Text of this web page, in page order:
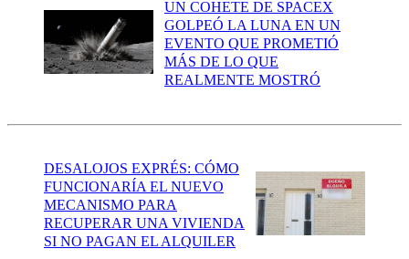
UN COHETE DE SPACEX
GOLPEÓ LA LUNA EN UN
EVENTO QUE PROMETIÓ
MÁS DE LO QUE
REALMENTE MOSTRÓ
DESALOJOS EXPRÉS: CÓMO
FUNCIONARÍA EL NUEVO
MECANISMO PARA
RECUPERAR UNA VIVIENDA
SI NO PAGAN EL ALQUILER